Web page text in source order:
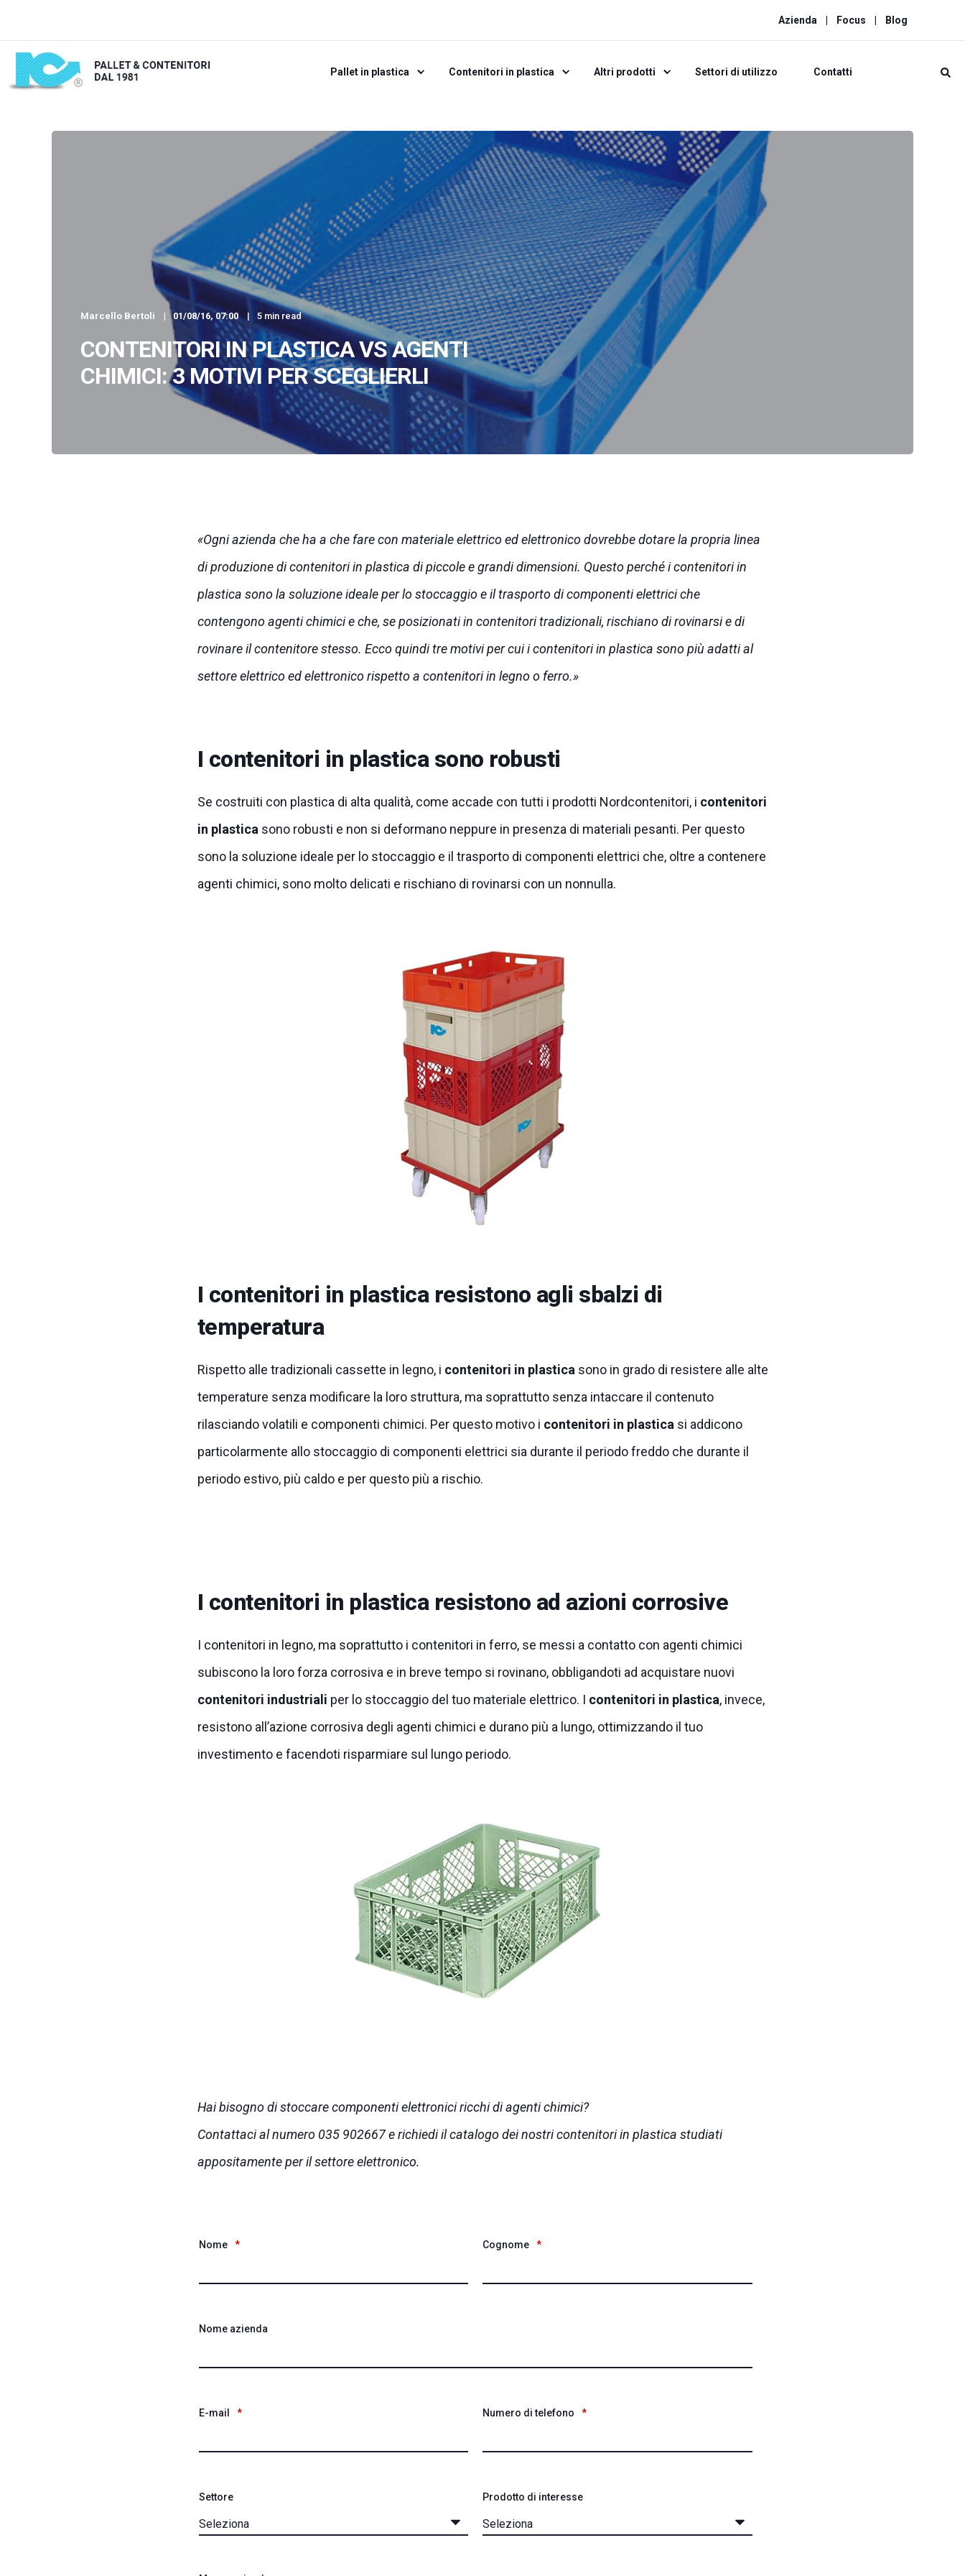
Azienda Focus Blog
Pallet in plastica Contenitori in plastica Altri prodotti Settori di utilizzo Contatti
Marcello Bertoli 01/08/16, 07:00 5 min read
CONTENITORI IN PLASTICA VS AGENTI
CHIMICI: 3 MOTIVI PER SCEGLIERLI
Ogni azienda che ha a che fare con materiale elettrico ed elettronico dovrebbe dotare la propria linea
di produzione di contenitori in plastica di piccole e grandi dimensioni. Questo perché i contenitori in
plastica sono la soluzione ideale per lo stoccaggio e il trasporto di componenti elettrici che
contengono agenti chimici e che, se posizionati in contenitori tradizionali, rischiano di rovinarsi e di
rovinare il contenitore stesso. Ecco quindi tre motivi per cui i contenitori in plastica sono più adatti al
settore elettrico ed elettronico rispetto a contenitori in legno o ferro.
I contenitori in plastica sono robusti
Se costruiti con plastica di alta qualità, come accade con tutti i prodotti Nordcontenitori, i contenitori
in plastica sono robusti e non si deformano neppure in presenza di materiali pesanti. Per questo
sono la soluzione ideale per lo stoccaggio e il trasporto di componenti elettrici che, oltre a contenere
agenti chimici, sono molto delicati e rischiano di rovinarsi con un nonnulla.
I contenitori in plastica resistono agli sbalzi di
temperatura
Rispetto alle tradizionali cassette in legno, i contenitori in plastica sono in grado di resistere alle alte
temperature senza modificare la loro struttura, ma soprattutto senza intaccare il contenuto
rilasciando volatili e componenti chimici. Per questo motivo i contenitori in plastica si addicono
particolarmente allo stoccaggio di componenti elettrici sia durante il periodo freddo che durante il
periodo estivo, più caldo e per questo più a rischio.
I contenitori in plastica resistono ad azioni corrosive
I contenitori in legno, ma soprattutto i contenitori in ferro, se messi a contatto con agenti chimici
subiscono la loro forza corrosiva e in breve tempo si rovinano, obbligandoti ad acquistare nuovi
contenitori industriali per lo stoccaggio del tuo materiale elettrico. I contenitori in plastica, invece,
resistono all’azione corrosiva degli agenti chimici e durano più a lungo, ottimizzando il tuo
investimento e facendoti risparmiare sul lungo periodo.
Hai bisogno di stoccare componenti elettronici ricchi di agenti chimici?
Contattaci al numero 035 902667 e richiedi il catalogo dei nostri contenitori in plastica studiati
appositamente per il settore elettronico.
Nome * Cognome *
Nome azienda
E-mail * Numero di telefono *
Settore Prodotto di interesse